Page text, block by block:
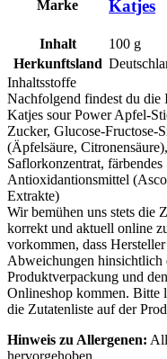
Marke Katjes
Inhalt 100 g
Herkunftsland
Inhaltsstoffe
Nachfolgend findest du die
Katjes sour Power Apfel-
Zucker, Glucose-Fructose-
(Äpfelsäure,
Saflorkonzentrat,
Antioxidantionsmittel
Extrakte)
Wir bemühen uns stets die
korrekt und aktuell online
vorkommen, dass
Abweichungen hinsichtlich
Produktverpackung und
Onlineshop kommen. Bitte
die Zutatenliste auf der
Hinweis zu Allergenen: